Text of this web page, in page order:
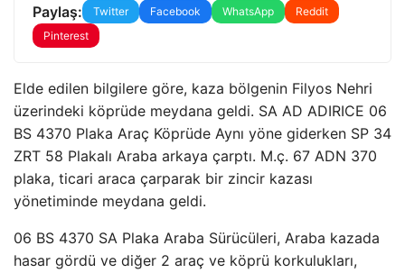
Paylaş: Twitter Facebook WhatsApp
Reddit
Pinterest
Elde edilen bilgilere göre, kaza bölgenin Filyos Nehri
üzerindeki köprüde meydana geldi. SA AD ADIRICE 06
BS 4370 Plaka Araç Köprüde Aynı yöne giderken SP 34
ZRT 58 Plakalı Araba arkaya çarptı. M.ç. 67 ADN 370
plaka, ticari araca çarparak bir zincir kazası
yönetiminde meydana geldi.
06 BS 4370 SA Plaka Araba Sürücüleri, Araba kazada
hasar gördü ve diğer 2 araç ve köprü korkulukları,